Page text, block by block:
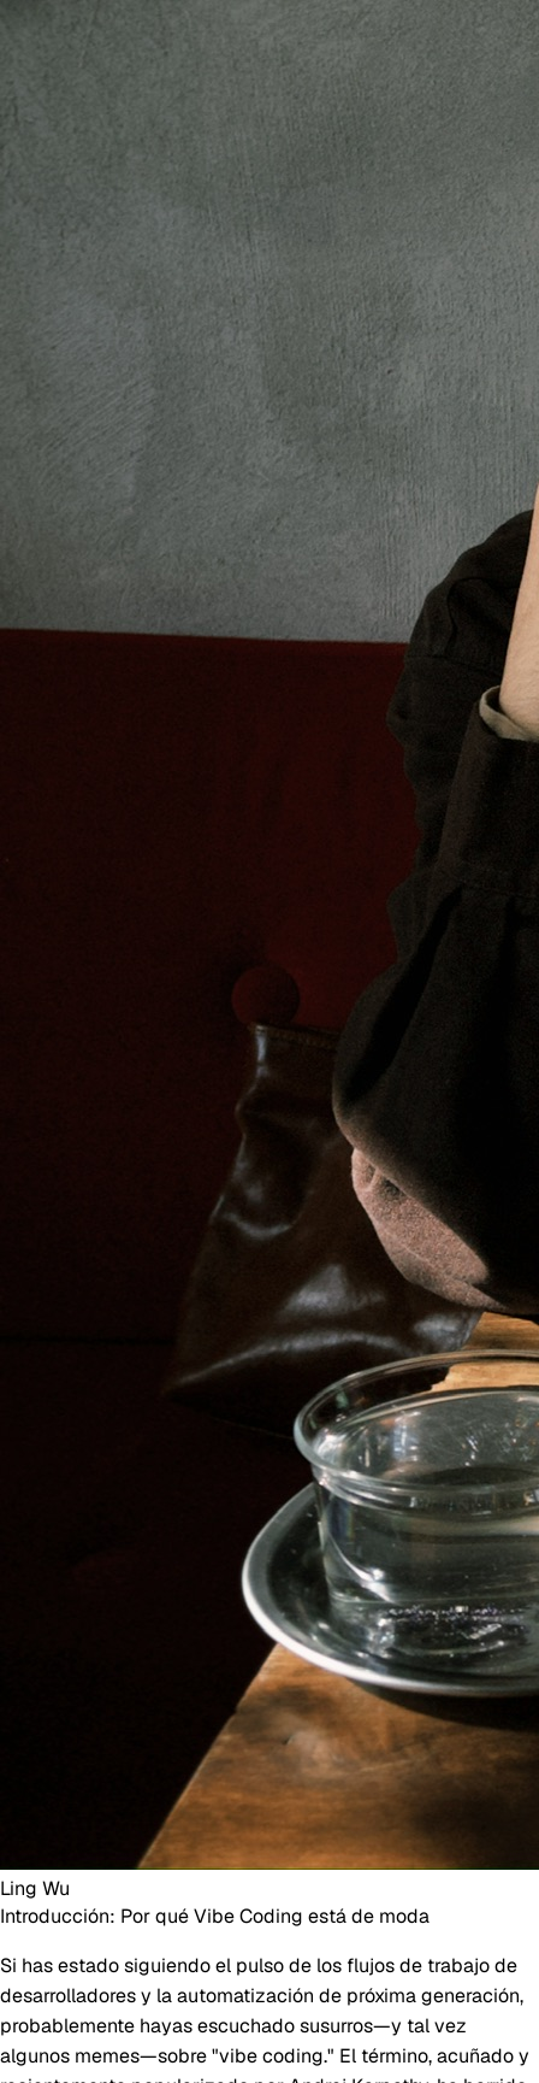
Ling Wu
Introducción: Por qué Vibe Coding está de moda
Si has estado siguiendo el pulso de los flujos de trabajo de
desarrolladores y la automatización de próxima generación,
probablemente hayas escuchado susurros—y tal vez
algunos memes—sobre "vibe coding." El término, acuñado y